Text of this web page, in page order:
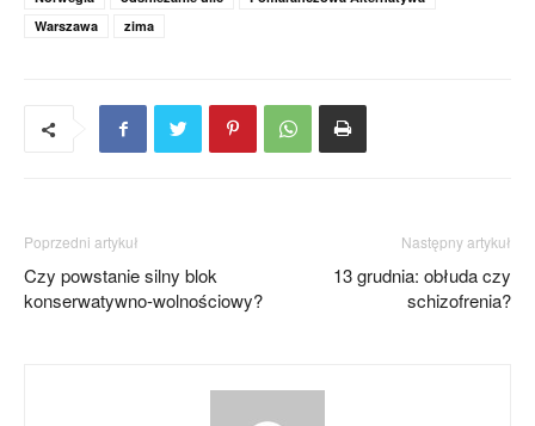
Warszawa
zima
Poprzedni artykuł
Czy powstanie silny blok
konserwatywno-wolnościowy?
Następny artykuł
13 grudnia: obłuda czy
schizofrenia?